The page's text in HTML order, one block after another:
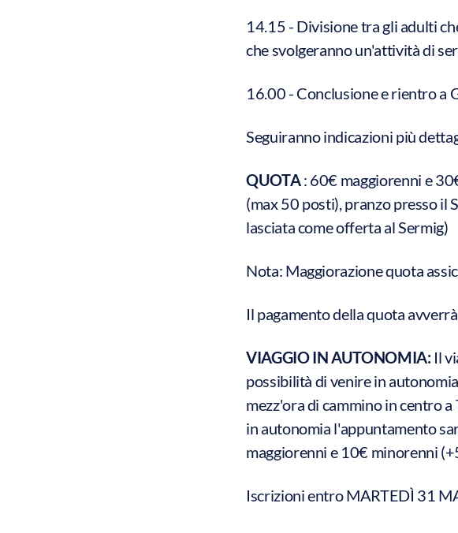
14.15 - Divisione tra gli adulti
che svolgeranno un'attività di
16.00 - Conclusione e rientro a
Seguiranno indicazioni più
QUOTA: 60€ maggiorenni e
(max 50 posti), pranzo presso
lasciata come offerta al Sermig)
Nota: Maggiorazione quota
Il pagamento della quota
VIAGGIO IN AUTONOMIA:Il
possibilità di venire in
mezz'ora di cammino in centro
in autonomia l'appuntamento
maggiorenni e 10€ minorenni
Iscrizioni entro MARTEDÌ 31